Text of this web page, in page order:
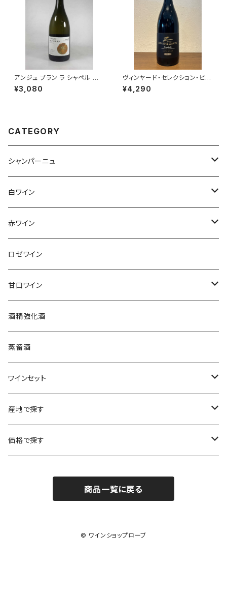
アンジュ ブラン ラ シャペル シュ
ナン セック ヴィエーユ ヴィーニ
ュ 2021 750ml
¥3,080
ヴィンヤード・セレクション・ピノ
タージュ 2023 クライン・ザル
ゼ・ワインズ
¥4,290
CATEGORY
シャンパーニュ
アンリ・ジロー
アンリ・ビリオ・フィス
エティエンヌ・ルフェーヴル
クリスチャン・ゴセ
クロード・カザル
ジェローム・ルフェーヴル
シャルトーニュ・タイエ
シャルル・エドシック
ジャン・ラルマン
白ワイン
フランス
アルザス
ブルゴーニュ
ロワール
コトーシャンプノワ
ドイツ
オーストラリア
ニュージーランド
南アフリカ
チリ
スロヴァキア
オーストリア
赤ワイン
フランス
アルザス
シュッド・ウエスト
ロワール
スロヴァキア
オーストラリア
ニュージーランド
南アフリカ
チリ
アメリカ
ロゼワイン
甘口ワイン
フランス
ソーテルヌ
酒精強化酒
蒸留酒
ワインセット
福袋
シャンパーニュセット
産地で探す
アメリカ
価格で探す
3,000円～4,999円
商品一覧に戻る
© ワインショップローブ